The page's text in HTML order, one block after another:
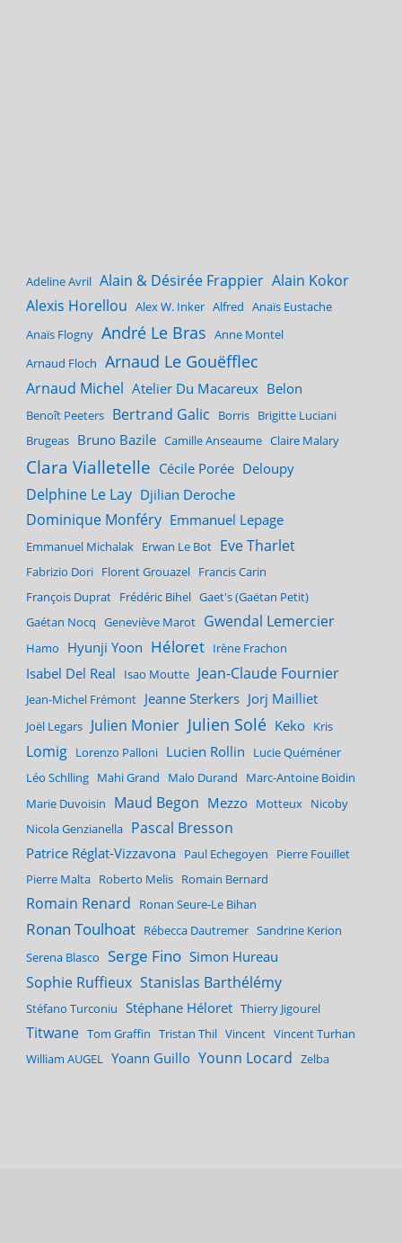
Adeline Avril Alain & Désirée Frappier Alain Kokor
Alexis Horellou Alex W. Inker Alfred Anaïs Eustache
Anaïs Flogny André Le Bras Anne Montel
Arnaud Floch Arnaud Le Gouëfflec
Arnaud Michel Atelier Du Macareux Belon
Benoît Peeters Bertrand Galic Borris Brigitte Luciani
Brugeas Bruno Bazile Camille Anseaume Claire Malary
Clara Vialletelle Cécile Porée Deloupy
Delphine Le Lay Djilian Deroche
Dominique Monféry Emmanuel Lepage
Emmanuel Michalak Erwan Le Bot Eve Tharlet
Fabrizio Dori Florent Grouazel Francis Carin
François Duprat Frédéric Bihel Gaet's (Gaëtan Petit)
Gaétan Nocq Geneviève Marot Gwendal Lemercier
Hamo Hyunji Yoon Héloret Irène Frachon
Isabel Del Real Isao Moutte Jean-Claude Fournier
Jean-Michel Frémont Jeanne Sterkers Jorj Mailliet
Joël Legars Julien Monier Julien Solé Keko Kris
Lomig Lorenzo Palloni Lucien Rollin
Lucie Quéméner
Léo Schlling Mahi Grand Malo Durand
Marc-Antoine Boidin
Marie Duvoisin
Maud Begon Mezzo Motteux Nicoby
Nicola Genzianella Pascal Bresson
Patrice Réglat-Vizzavona Paul Echegoyen
Pierre Fouillet
Pierre Malta Roberto Melis Romain Bernard
Romain Renard Ronan Seure-Le Bihan
Ronan Toulhoat Rébecca Dautremer Sandrine Kerion
Serena Blasco Serge Fino Simon Hureau
Sophie Ruffieux Stanislas Barthélémy
Stéfano Turconiu Stéphane Héloret Thierry Jigourel
Titwane Tom Graffin Tristan Thil Vincent Vincent Turhan
William AUGEL Yoann Guillo Younn Locard Zelba